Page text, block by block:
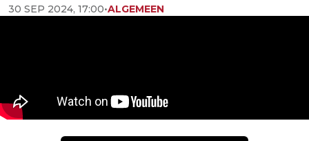
30 SEP 2024, 17:00•ALGEMEEN